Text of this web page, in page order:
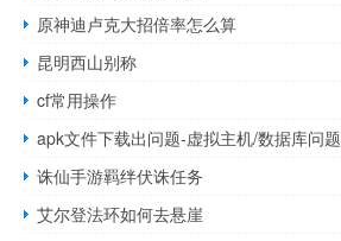
原神迪卢克大招倍率怎么算
昆明西山别称
cf常用操作
apk文件下载出问题-虚拟主机/数据库问题
诛仙手游羁绊伏诛任务
艾尔登法环如何去悬崖